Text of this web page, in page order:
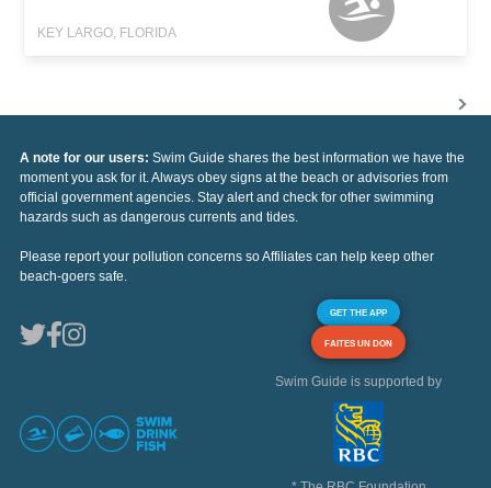
KEY LARGO, FLORIDA
A note for our users: Swim Guide shares the best information we have the
moment you ask for it. Always obey signs at the beach or advisories from
official government agencies. Stay alert and check for other swimming
hazards such as dangerous currents and tides.
Please report your pollution concerns so Affiliates can help keep other
beach-goers safe.
GET THE APP
FAITES UN DON
Swim Guide is supported by